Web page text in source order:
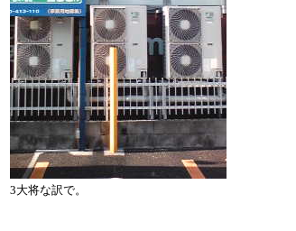
3大将な訳で。